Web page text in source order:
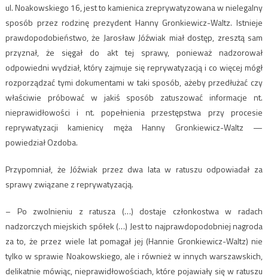
ul. Noakowskiego 16, jest to kamienica zreprywatyzowana w nielegalny
sposób przez rodzinę prezydent Hanny Gronkiewicz-Waltz. Istnieje
prawdopodobieństwo, że Jarosław Jóźwiak miał dostęp, zresztą sam
przyznał, że sięgał do akt tej sprawy, ponieważ nadzorował
odpowiedni wydział, który zajmuje się reprywatyzacją i co więcej mógł
rozporządzać tymi dokumentami w taki sposób, ażeby przedłużać czy
właściwie próbować w jakiś sposób zatuszować informacje nt.
nieprawidłowości i nt. popełnienia przestępstwa przy procesie
reprywatyzacji kamienicy męża Hanny Gronkiewicz-Waltz —
powiedział Ozdoba.
Przypomniał, że Jóźwiak przez dwa lata w ratuszu odpowiadał za
sprawy związane z reprywatyzacją.
– Po zwolnieniu z ratusza (…) dostaje członkostwa w radach
nadzorczych miejskich spółek (…) Jest to najprawdopodobniej nagroda
za to, że przez wiele lat pomagał jej (Hannie Gronkiewicz-Waltz) nie
tylko w sprawie Noakowskiego, ale i również w innych warszawskich,
delikatnie mówiąc, nieprawidłowościach, które pojawiały się w ratuszu